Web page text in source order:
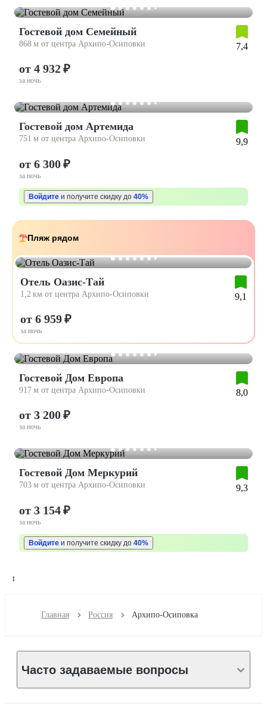
Гостевой дом Семейный
868 м от центра Архипо-Осиповки 7,4
от 4 932 ₽
за ночь
Гостевой дом Артемида
751 м от центра Архипо-Осиповки 9,9
от 6 300 ₽
за ночь
Войдите и получите скидку до 40%
Пляж рядом
Отель Оазис-Тай
1,2 км от центра Архипо-Осиповки 9,1
от 6 959 ₽
за ночь
Гостевой Дом Европа
917 м от центра Архипо-Осиповки 8,0
от 3 200 ₽
за ночь
Гостевой Дом Меркурий
703 м от центра Архипо-Осиповки 9,3
от 3 154 ₽
за ночь
Войдите и получите скидку до 40%
1
Главная Россия Архипо-Осиповка
Часто задаваемые вопросы